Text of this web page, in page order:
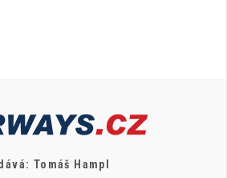
Tomáš Hampl